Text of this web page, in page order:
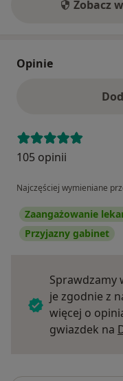
Zobacz
Opinie
105 opinii
Najczęściej wymieniane
Zaangażowanie
Przyjazny gabinet
Sprawdzamy
je zgodnie z
więcej o
gwiazdek na